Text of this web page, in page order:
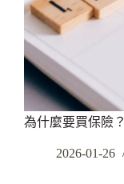
為什麼要買保險
2026-01-26